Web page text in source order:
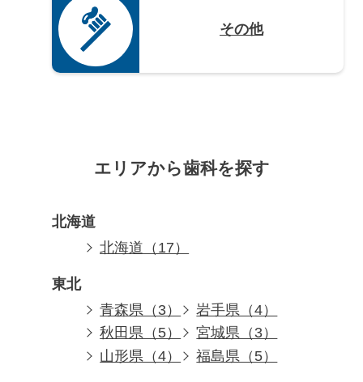
その他
エリアから歯科を探す
北海道
北海道（17）
東北
青森県（3）
岩手県（4）
秋田県（5）
宮城県（3）
山形県（4）
福島県（5）